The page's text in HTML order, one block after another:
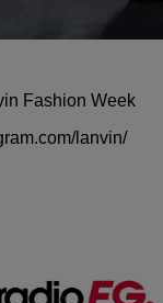
Fashion Week
lanvin/